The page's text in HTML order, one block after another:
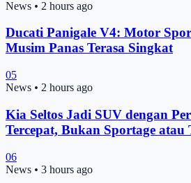
News • 2 hours ago
Ducati Panigale V4: Motor
Musim Panas Terasa Singkat
05
News • 2 hours ago
Kia Seltos Jadi SUV dengan
Tercepat, Bukan Sportage atau
06
News • 3 hours ago